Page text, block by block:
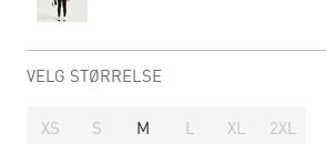
VELG STØRRELSE
XS S M L XL 2XL